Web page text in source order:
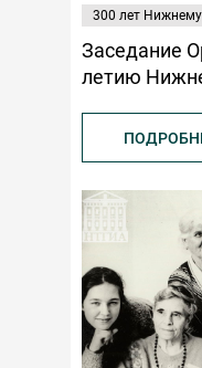
300 лет Нижнему
Заседание
летию